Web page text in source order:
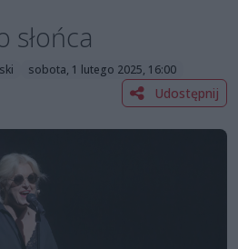
słońca
sobota, 1 lutego 2025, 16:00
Udostępnij